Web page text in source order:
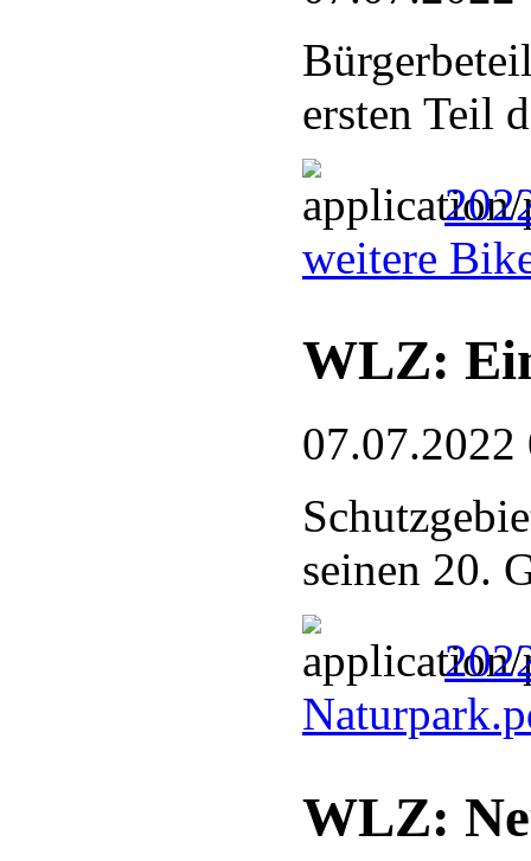
ersten Teil
weitere
WLZ:
07.07.2022
seinen 20.
WLZ: